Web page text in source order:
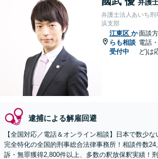
弁護
弁護士法人あいち
浜支部
江東区 か
らも相談
受付中
面談
電話
ど)は
逮捕による解雇回避
【全国対応／電話＆オンライン相談】日本で数少
完全特化の全国的刑事総合法律事務所！相談件数
訴・無罪獲得2,800件以上、多数の釈放保釈実績！